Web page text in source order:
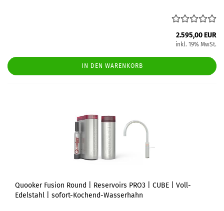
2.595,00 EUR
inkl. 19% MwSt.
IN DEN WARENKORB
Quooker Fusion Round | Reservoirs PRO3 | CUBE | Voll-
Edelstahl | sofort-Kochend-Wasserhahn